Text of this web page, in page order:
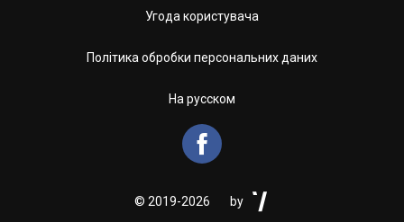
Угода користувача
Політика обробки персональних даних
На русском

© 2019-2026 by 